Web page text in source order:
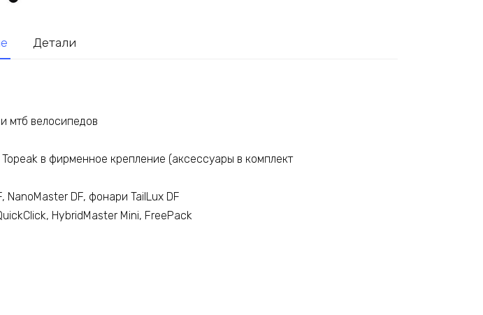
Детали
мтб велосипедов
в фирменное крепление (аксессуары в комплект
NanoMaster DF, фонари TailLux DF
HybridMaster Mini, FreePack